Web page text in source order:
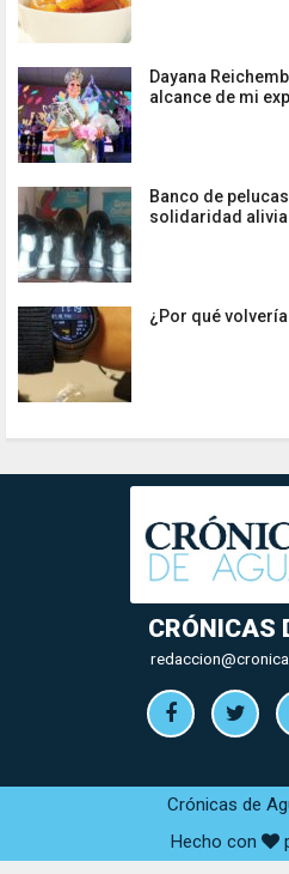
Dayana
alcance de mi
Banco de
solidaridad alivia
¿Por qué
CRÓNICAS
Crónicas de
Hecho con